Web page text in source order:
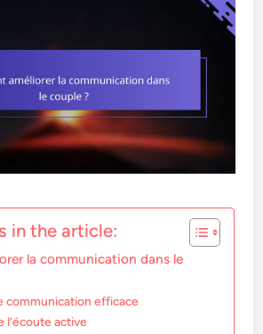
in the article:
la communication dans le
communication efficace
l’écoute active